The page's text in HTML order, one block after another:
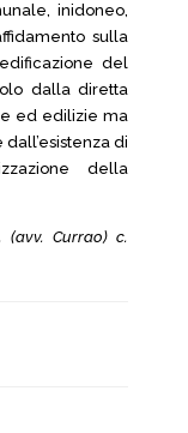
inidoneo,
sulla
del
dalla diretta
ed edilizie ma
di
della
(avv. Currao) c.